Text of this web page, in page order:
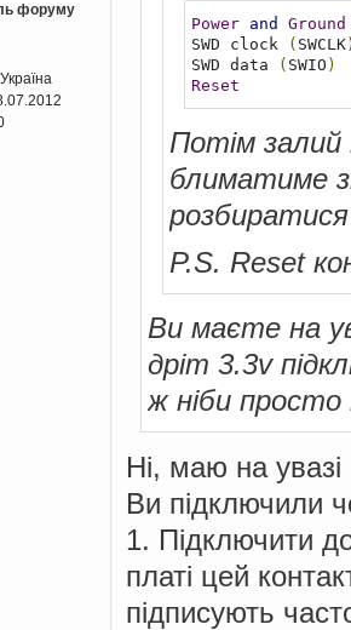
форуму
Power and
Ground
SWD clock
( SWCLK
SWD data
( SWIO )
Reset
Потім залий
блиматиме
розбиратися
P.S. Reset
Ви маєте на
дріт 3.3v
ж ніби просто
Ні, маю на
Ви підключили
1. Підключити
платі цей
підписують